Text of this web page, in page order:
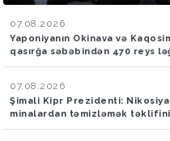
07.08.2026
Yaponiyanın Okinava və
qasırğa səbəbindən 470 reys
07.08.2026
Şimali Kipr Prezidenti: Nikosiya
minalardan təmizləmək